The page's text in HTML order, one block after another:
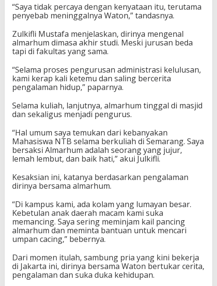
“Saya tidak percaya dengan kenyataan itu, terutama
penyebab meninggalnya Waton,” tandasnya.
Zulkifli Mustafa menjelaskan, dirinya mengenal
almarhum dimasa akhir studi. Meski jurusan beda
tapi di fakultas yang sama.
“Selama proses pengurusan administrasi kelulusan,
kami kerap kali ketemu dan saling bercerita
pengalaman hidup,” paparnya.
Selama kuliah, lanjutnya, almarhum tinggal di masjid
dan sekaligus menjadi pengurus.
“Hal umum saya temukan dari kebanyakan
Mahasiswa NTB selama berkuliah di Semarang. Saya
bersaksi Almarhum adalah seorang yang jujur,
lemah lembut, dan baik hati,” akui Julkifli.
Kesaksian ini, katanya berdasarkan pengalaman
dirinya bersama almarhum.
“Di kampus kami, ada kolam yang lumayan besar.
Kebetulan anak daerah macam kami suka
memancing. Saya sering meminjam kail pancing
almarhum dan meminta bantuan untuk mencari
umpan cacing,” bebernya.
Dari momen itulah, sambung pria yang kini bekerja
di Jakarta ini, dirinya bersama Waton bertukar cerita,
pengalaman dan suka duka kehidupan.